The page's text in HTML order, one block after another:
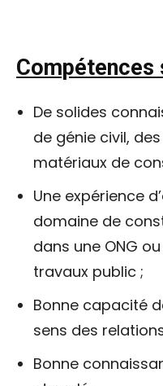
Compétences
De solides
de génie civil,
matériaux de
Une expérience
domaine de
dans une ONG
travaux public ;
Bonne capacité
sens des
Bonne